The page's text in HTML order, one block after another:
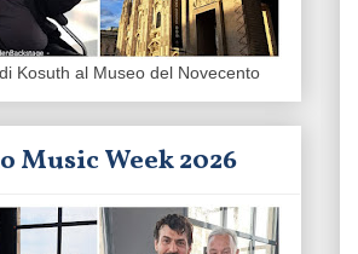
Kosuth al Museo del Novecento
Music Week 2026